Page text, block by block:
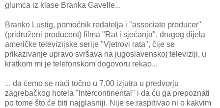
glumca iz klase Branka Gavelle...
Branko Lustig, pomoćnik redatelja i "associate producer"
(pridruženi producent) filma "Rat i sjećanja", drugog dijela
američke televizijske serije "Vjetrovi rata", čije se
prikazivanje upravo svršava na jugoslavenskoj televiziji, u
kratkom mi je telefonskom dogovoru rekao...
... da ćemo se naći točno u 7,00 izjutra u predvorju
zagrebačkog hotela "Intercontinental" i da ću ga prepoznati
po tome što će biti najglasniji. Nije se raspitivao ni o kakvim